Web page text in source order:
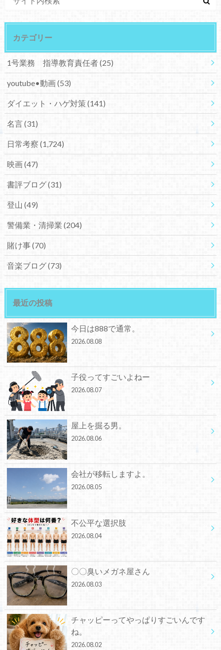
カテゴリー
1号業務 指導教育責任者(25)
youtube•動画(53)
ダイエット・ハゲ対策(141)
名言(31)
日常考察 (1,724)
映画(47)
書評ブログ(31)
登山 (49)
警備業・清掃業 (204)
賭け事(70)
音楽ブログ(73)
最近の投稿
今日は888で通常。
2026.08.08
子役ってすごいよねー
2026.08.07
屋上を掘る男。
2026.08.06
会社が移転しますよ。
2026.08.05
不公平な選択肢
2026.08.04
〇〇臭いメガネ屋さん
2026.08.03
チャッピーってやっぱりすごいんです
ね。
2026.08.02